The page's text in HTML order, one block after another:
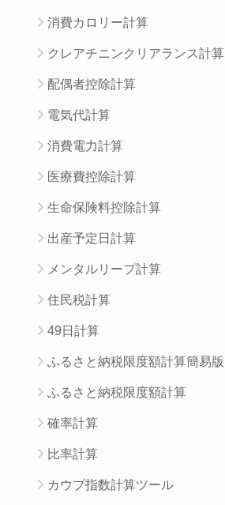
消費カロリー計算
クレアチニンクリアランス計算
配偶者控除計算
電気代計算
消費電力計算
医療費控除計算
生命保険料控除計算
出産予定日計算
メンタルリープ計算
住民税計算
49日計算
ふるさと納税限度額計算簡易版
ふるさと納税限度額計算
確率計算
比率計算
カウプ指数計算ツール